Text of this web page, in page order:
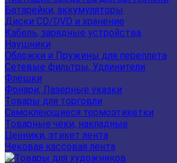
Батарейки, аккумуляторы
Диски CD/DVD и хранение
Кабель, зарядные устройства
Наушники
Обложки и Пружины для переплета
Сетевые фильтры, Удлинители
Флешки
Фонари, Лазерные указки
Товары для торговли
Самоклеющиеся термоэтикетки
Товарные чеки, накладные
Ценники, этикет лента
Чековая кассовая лента